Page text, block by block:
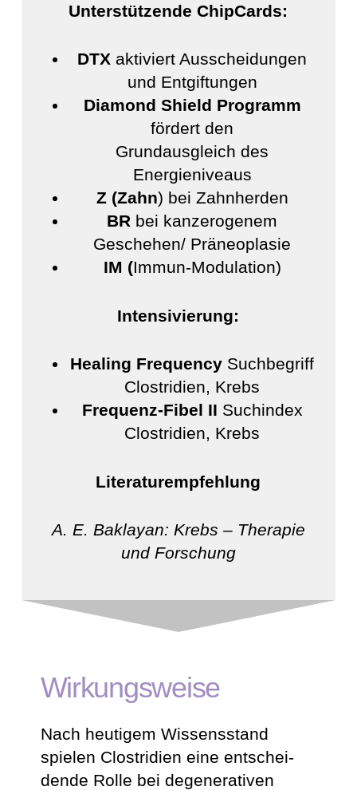
Unterstützende ChipCards:
DTX aktiviert Ausscheidungen
und Entgiftungen
Diamond Shield Programm
fördert den
Grundausgleich des
Energieniveaus
Z (Zahn) bei Zahnherden
BR bei kanzerogenem
Geschehen/ Präneoplasie
IM (Immun-Modulation)
Intensivierung:
Healing Frequency Suchbegriff
Clostridien, Krebs
Frequenz-Fibel II Suchindex
Clostridien, Krebs
Literaturempfehlung
A. E. Baklayan: Krebs – Therapie
und Forschung
Wirkungsweise
Nach heutigem Wissensstand
spielen Clostridien eine entschei­
dende Rolle bei degenerativen